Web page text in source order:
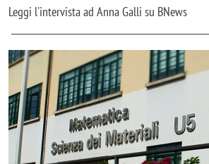
Leggi l'intervista ad Anna Galli su BNews